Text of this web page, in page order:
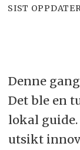
SIST
Denne
Det ble en
lokal
utsikt